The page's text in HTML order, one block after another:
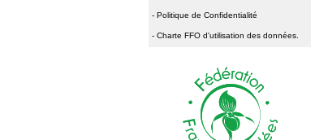
- Politique de Confidentialité
- Charte FFO d'utilisation des données.